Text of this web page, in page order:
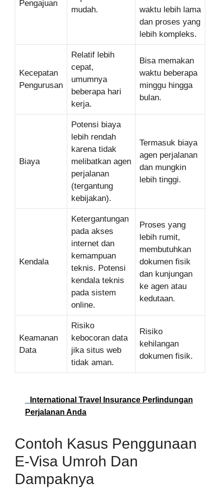
Pengajuan
mudah.
waktu lebih lama
dan proses yang
lebih kompleks.
Kecepatan
Pengurusan
Relatif lebih
cepat,
umumnya
beberapa hari
kerja.
Bisa memakan
waktu beberapa
minggu hingga
bulan.
Biaya
Potensi biaya
lebih rendah
karena tidak
melibatkan agen
perjalanan
(tergantung
kebijakan).
Termasuk biaya
agen perjalanan
dan mungkin
lebih tinggi.
Kendala
Ketergantungan
pada akses
internet dan
kemampuan
teknis. Potensi
kendala teknis
pada sistem
online.
Proses yang
lebih rumit,
membutuhkan
dokumen fisik
dan kunjungan
ke agen atau
kedutaan.
Keamanan
Data
Risiko
kebocoran data
jika situs web
tidak aman.
Risiko
kehilangan
dokumen fisik.
International Travel Insurance Perlindungan
Perjalanan Anda
Contoh Kasus Penggunaan
E-Visa Umroh Dan
Dampaknya